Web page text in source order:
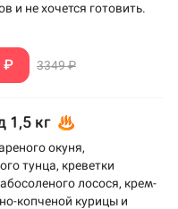
и не хочется готовить.
₽ 3349 ₽
1,5 кг
окуня,
тунца, креветки
лосося, крем-
копченой курицы и